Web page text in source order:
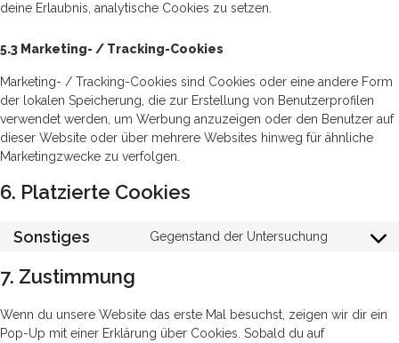
deine Erlaubnis, analytische Cookies zu setzen.
5.3 Marketing- / Tracking-Cookies
Marketing- / Tracking-Cookies sind Cookies oder eine andere Form
der lokalen Speicherung, die zur Erstellung von Benutzerprofilen
verwendet werden, um Werbung anzuzeigen oder den Benutzer auf
dieser Website oder über mehrere Websites hinweg für ähnliche
Marketingzwecke zu verfolgen.
6. Platzierte Cookies
Sonstiges Gegenstand der Untersuchung
Consent
7. Zustimmung
Wenn du unsere Website das erste Mal besuchst, zeigen wir dir ein
Pop-Up mit einer Erklärung über Cookies. Sobald du auf